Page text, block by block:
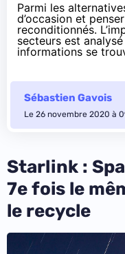
Parmi les
d’occasion et
reconditionnés.
secteurs est
informations se
Sébastien Gavois
Le 26 novembre 2020 à
Starlink :
7e fois le
le recycle